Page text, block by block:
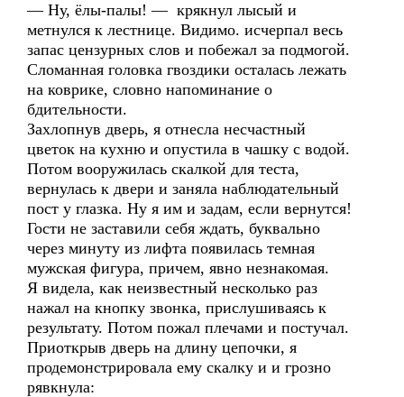
— Ну, ёлы-палы! — крякнул лысый и
метнулся к лестнице. Видимо. исчерпал весь
запас цензурных слов и побежал за подмогой.
Сломанная головка гвоздики осталась лежать
на коврике, словно напоминание о
бдительности.
Захлопнув дверь, я отнесла несчастный
цветок на кухню и опустила в чашку с водой.
Потом вооружилась скалкой для теста,
вернулась к двери и заняла наблюдательный
пост у глазка. Ну я им и задам, если вернутся!
Гости не заставили себя ждать, буквально
через минуту из лифта появилась темная
мужская фигура, причем, явно незнакомая.
Я видела, как неизвестный несколько раз
нажал на кнопку звонка, прислушиваясь к
результату. Потом пожал плечами и постучал.
Приоткрыв дверь на длину цепочки, я
продемонстрировала ему скалку и и грозно
рявкнула: